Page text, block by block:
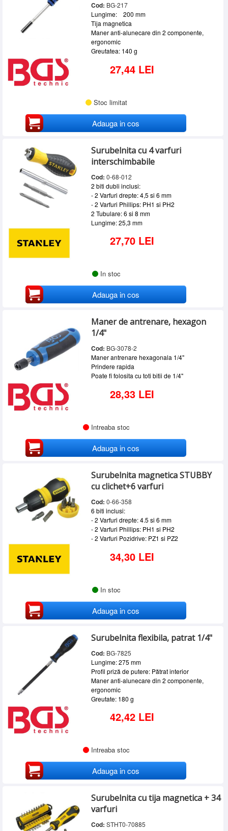
Cod: BG-217
Lungime: 200 mm
Tija magnetica
Maner anti-alunecare din 2 componente,
ergonomic
Greutatea: 140 g
27,44 LEI
Stoc limitat
Adauga in cos
Surubelnita cu 4 varfuri
interschimbabile
Cod: 0-68-012
2 biti dubli inclusi:
- 2 Varfuri drepte: 4,5 si 6 mm
- 2 Varfuri Phillips: PH1 si PH2
2 Tubulare: 6 si 8 mm
Lungime: 25,3 mm
27,70 LEI
In stoc
Adauga in cos
Maner de antrenare, hexagon
1/4"
Cod: BG-3078-2
Maner antrenare hexagonala 1/4"
Prindere rapida
Poate fi folosita cu toti bitii de 1/4"
28,33 LEI
Intreaba stoc
Adauga in cos
Surubelnita magnetica STUBBY
cu clichet+6 varfuri
Cod: 0-66-358
6 biti inclusi:
- 2 Varfuri drepte: 4.5 si 6 mm
- 2 Varfuri Phillips: PH1 si PH2
- 2 Varfuri Pozidrive: PZ1 si PZ2
34,30 LEI
In stoc
Adauga in cos
Surubelnita flexibila, patrat 1/4"
Cod: BG-7825
Lungime: 275 mm
Profil priză de putere: Pătrat interior
Maner anti-alunecare din 2 componente,
ergonomic
Greutate: 180 g
42,42 LEI
Intreaba stoc
Adauga in cos
Surubelnita cu tija magnetica + 34
varfuri
Cod: STHT0-70885